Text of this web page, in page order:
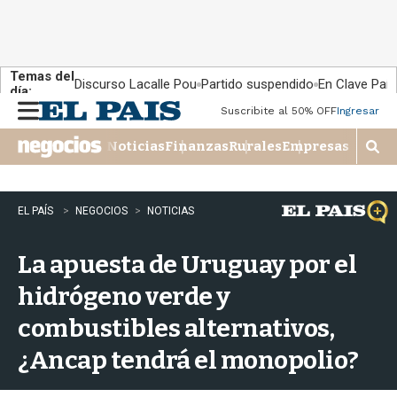
Temas del
día:
Discurso Lacalle Pou Partido suspendido En Clave País
n
u
Suscribite al 50% OFFIngresar
NoticiasFinanzasRuralesEmpresas
M
o
s
t
r
EL PAÍS NEGOCIOS NOTICIAS
La apuesta de Uruguay por el
hidrógeno verde y
combustibles alternativos,
¿Ancap tendrá el monopolio?